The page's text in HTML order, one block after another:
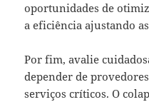
oportunidades de
a eficiência ajustando
Por fim, avalie
depender de
serviços críticos. O